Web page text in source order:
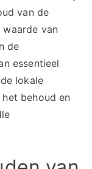
van de
van
de
essentieel
lokale
behoud en